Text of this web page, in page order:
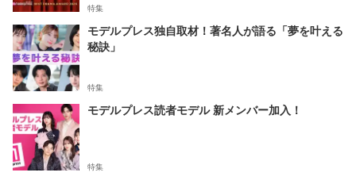
特集
モデルプレス独自取材！著名人が語る「夢を叶える
秘訣」
特集
モデルプレス読者モデル 新メンバー加入！
特集